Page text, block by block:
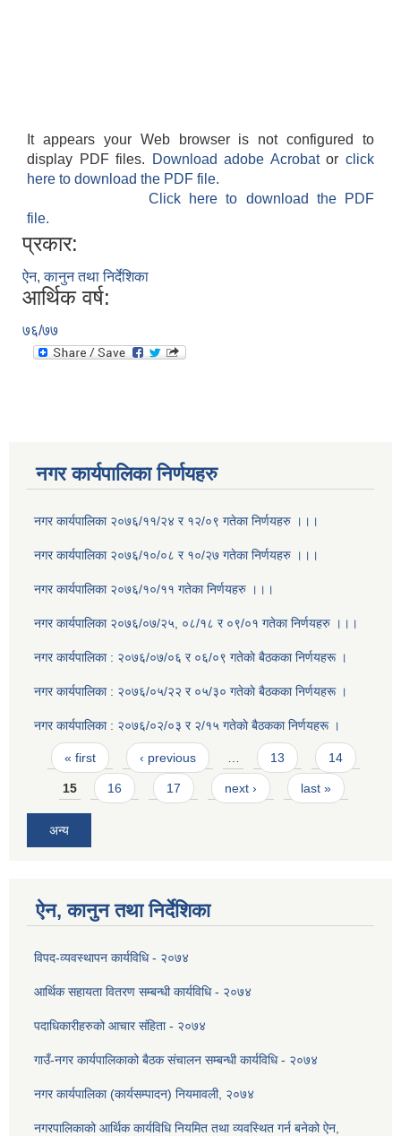
It appears your Web browser is not configured to
display PDF files.
Download adobe Acrobatorclick
here to download the PDF file.
Click here to download the PDF
file.
प्रकार:
ऐन, कानुन तथा निर्देशिका
आर्थिक वर्ष:
७६/७७
नगर कार्यपालिका निर्णयहरु
नगर कार्यपालिका २०७६/११/२४ र १२/०९ गतेका निर्णयहरु ।।।
नगर कार्यपालिका २०७६/१०/०८ र १०/२७ गतेका निर्णयहरु ।।।
नगर कार्यपालिका २०७६/१०/११ गतेका निर्णयहरु ।।।
नगर कार्यपालिका २०७६/०७/२५, ०८/१८ र ०९/०१ गतेका निर्णयहरु ।।।
नगर कार्यपालिका : २०७६/०७/०६ र ०६/०९ गतेकाे बैठकका निर्णयहरू ।
नगर कार्यपालिका : २०७६/०५/२२ र ०५/३० गतेकाे बैठकका निर्णयहरू ।
नगर कार्यपालिका : २०७६/०२/०३ र २/१५ गतेकाे बैठकका निर्णयहरू ।
Pages
« first ‹ previous … 13 14
15 16 17 next › last »
अन्य
ऐन, कानुन तथा निर्देशिका
विपद-व्यवस्थापन कार्यविधि - २०७४
आर्थिक सहायता वितरण सम्बन्धी कार्यविधि - २०७४
पदाधिकारीहरुको आचार संहिता - २०७४
गाउँ-नगर कार्यपालिकाको बैठक संचालन सम्बन्धी कार्यविधि - २०७४
नगर कार्यपालिका (कार्यसम्पादन) नियमावली, २०७४
नगरपालिकाको आर्थिक कार्यविधि नियमित तथा व्यवस्थित गर्न बनेको ऐन,